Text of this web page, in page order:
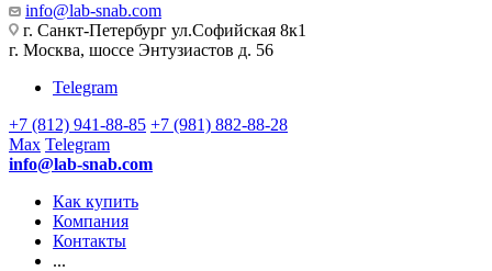
info@lab-snab.com
г. Санкт-Петербург ул.Софийская 8к1
г. Москва, шоссе Энтузиастов д. 56
Telegram
+7 (812) 941-88-85 +7 (981) 882-88-28
Max Telegram
info@lab-snab.com
Как купить
Компания
Контакты
...